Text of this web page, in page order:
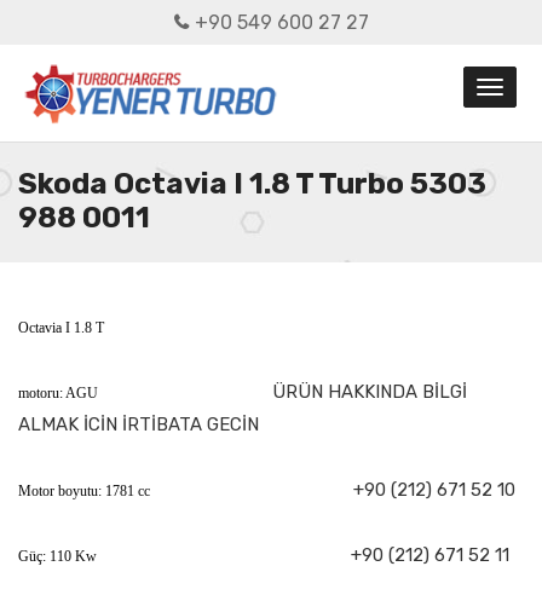
+90 549 600 27 27
Skoda Octavia I 1.8 T Turbo 5303
988 0011
Octavia I 1.8 T
motoru: AGU ÜRÜN HAKKINDA BİLGİ
ALMAK İCİN İRTİBATA GECİN
Motor boyutu: 1781 cc +90 (212) 671 52 10
Güç: 110 Kw +90 (212) 671 52 11